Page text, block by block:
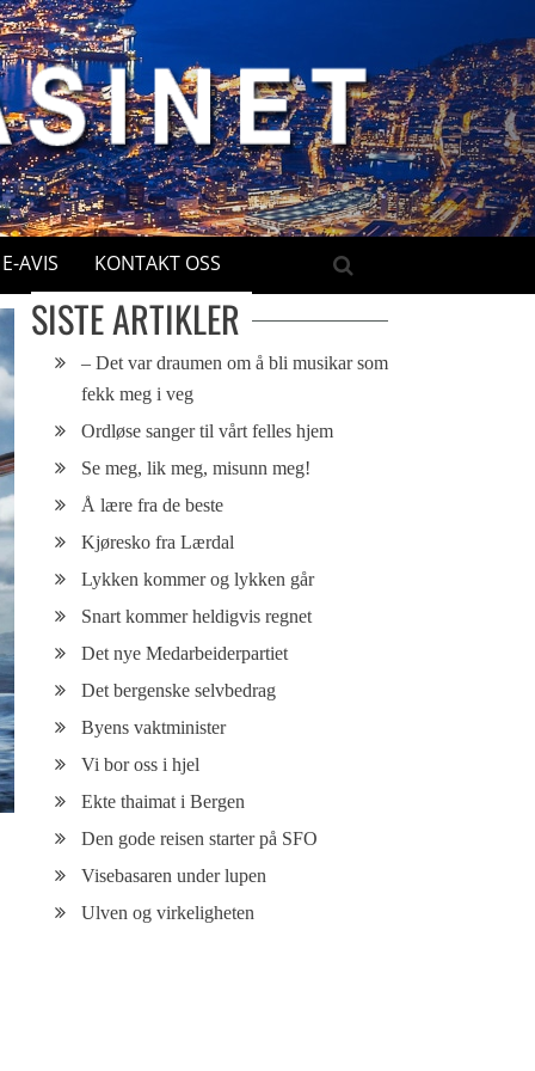
E-AVIS KONTAKT OSS
SISTE ARTIKLER
– Det var draumen om å bli musikar som
fekk meg i veg
Ordløse sanger til vårt felles hjem
Se meg, lik meg, misunn meg!
Å lære fra de beste
Kjøresko fra Lærdal
Lykken kommer og lykken går
Snart kommer heldigvis regnet
Det nye Medarbeiderpartiet
Det bergenske selvbedrag
Byens vaktminister
Vi bor oss i hjel
Ekte thaimat i Bergen
Den gode reisen starter på SFO
Visebasaren under lupen
Ulven og virkeligheten